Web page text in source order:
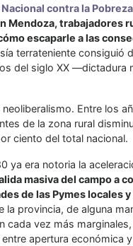
contra la
Mendoza, trabajadores
escaparle a las
terrateniente
del siglo XX —dictadura
Entre los
de la zona rural
ciento del total nacional.
ya era notoria la
masiva del campo a
de las Pymes locales
la provincia, de alguna
cada vez más marginales,
apertura económica